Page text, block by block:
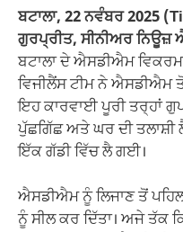
ਬਟਾਲਾ, 22 ਨਵੰਬਰ 2025
ਗੁਰਪ੍ਰੀਤ, ਸੀਨੀਅਰ ਨਿਊਜ਼
ਬਟਾਲਾ ਦੇ ਐਸਡੀਐਮ
ਵਿਜੀਲੈਂਸ ਟੀਮ ਨੇ ਐਸਡੀਐਮ
ਇਹ ਕਾਰਵਾਈ ਪੂਰੀ ਤਰ੍ਹਾਂ
ਪੁੱਛਗਿੱਛ ਅਤੇ ਘਰ ਦੀ
ਇੱਕ ਗੱਡੀ ਵਿੱਚ ਲੈ ਗਈ।
ਐਸਡੀਐਮ ਨੂੰ ਲਿਜਾਣ ਤੋਂ
ਨੂੰ ਸੀਲ ਕਰ ਦਿੱਤਾ। ਅਜੇ ਤੱਕ